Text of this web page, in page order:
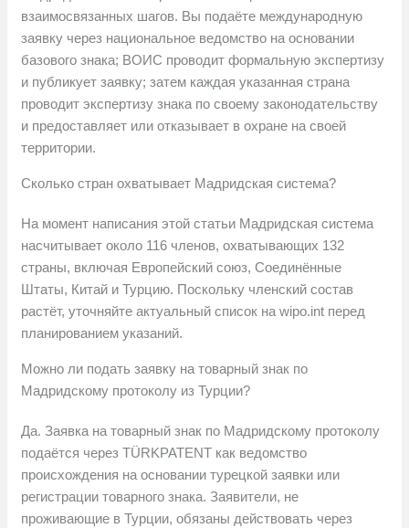
взаимосвязанных шагов. Вы подаёте международную
заявку через национальное ведомство на основании
базового знака; ВОИС проводит формальную экспертизу
и публикует заявку; затем каждая указанная страна
проводит экспертизу знака по своему законодательству
и предоставляет или отказывает в охране на своей
территории.
Сколько стран охватывает Мадридская система?
На момент написания этой статьи Мадридская система
насчитывает около 116 членов, охватывающих 132
страны, включая Европейский союз, Соединённые
Штаты, Китай и Турцию. Поскольку членский состав
растёт, уточняйте актуальный список на wipo.int перед
планированием указаний.
Можно ли подать заявку на товарный знак по
Мадридскому протоколу из Турции?
Да. Заявка на товарный знак по Мадридскому протоколу
подаётся через TÜRKPATENT как ведомство
происхождения на основании турецкой заявки или
регистрации товарного знака. Заявители, не
проживающие в Турции, обязаны действовать через